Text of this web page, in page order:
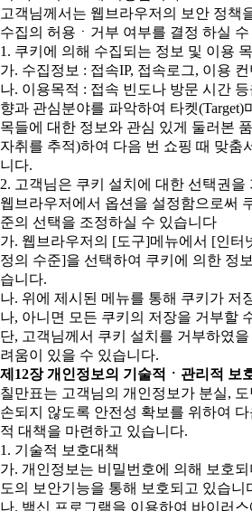
고객님께서는 웹브라우저의 보안 정책
수집의 허용ㆍ거부 여부를 결정 하실
1. 쿠키에 의해 수집되는 정보 및 이용
가. 수집정보 : 접속IP, 접속로그, 이용
나. 이용목적 : 접속 빈도나 방문 시간
향과 관심분야를 파악하여 타켓(Target)
목들에 대한 정보와 관심 있게 둘러본
자취를 추적)하여 다음 번 쇼핑 때 맞춤
니다.
2. 고객님은 쿠키 설치에 대한 선택권을
웹브라우저에서 옵션을 설정함으로써
준의 선택을 조정하실 수 있습니다
가. 웹브라우저의 [도구]메뉴에서 [인터
정의 수준]을 선택하여 쿠키에 의한 정
습니다.
나. 위에 제시된 메뉴를 통해 쿠키가 저
나, 아니면 모든 쿠키의 저장을 거부할
단, 고객님께서 쿠키 설치를 거부하였
려움이 있을 수 있습니다.
제12장 개인정보의 기술적ㆍ관리적 보
칠만표는 고객님의 개인정보가 분실, 도
손되지 않도록 안전성 확보를 위하여
적 대책을 마련하고 있습니다.
1. 기술적 보호대책
가. 개인정보는 비밀번호에 의해 보호
도의 보안기능을 통해 보호되고 있습니
나. 백신 프로그램을 이용하여 바이러스